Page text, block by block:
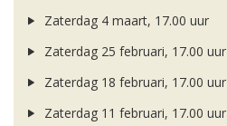
Zaterdag 4 maart, 17.00 uur
Zaterdag 25 februari, 17.00 uur
Zaterdag 18 februari, 17.00 uur
Zaterdag 11 februari, 17.00 uur